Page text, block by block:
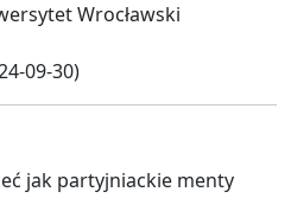
Wrocławski
09-30)
jak partyjniackie menty